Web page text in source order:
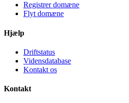
Registrer domæne
Flyt domæne
Hjælp
Driftstatus
Vidensdatabase
Kontakt os
Kontakt